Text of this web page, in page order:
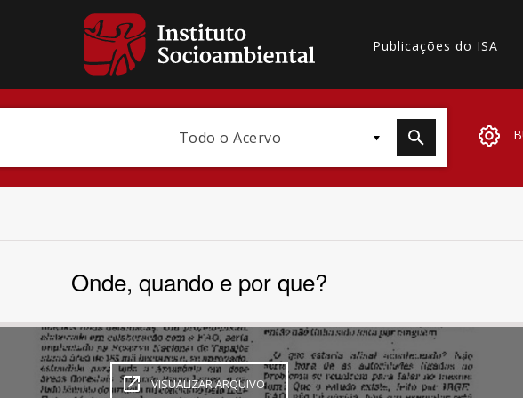
Publicações do ISA
Todo o Acervo
Bioma / Bacia
Subtema
Onde, quando e por que?
VISUALIZAR ARQUIVO